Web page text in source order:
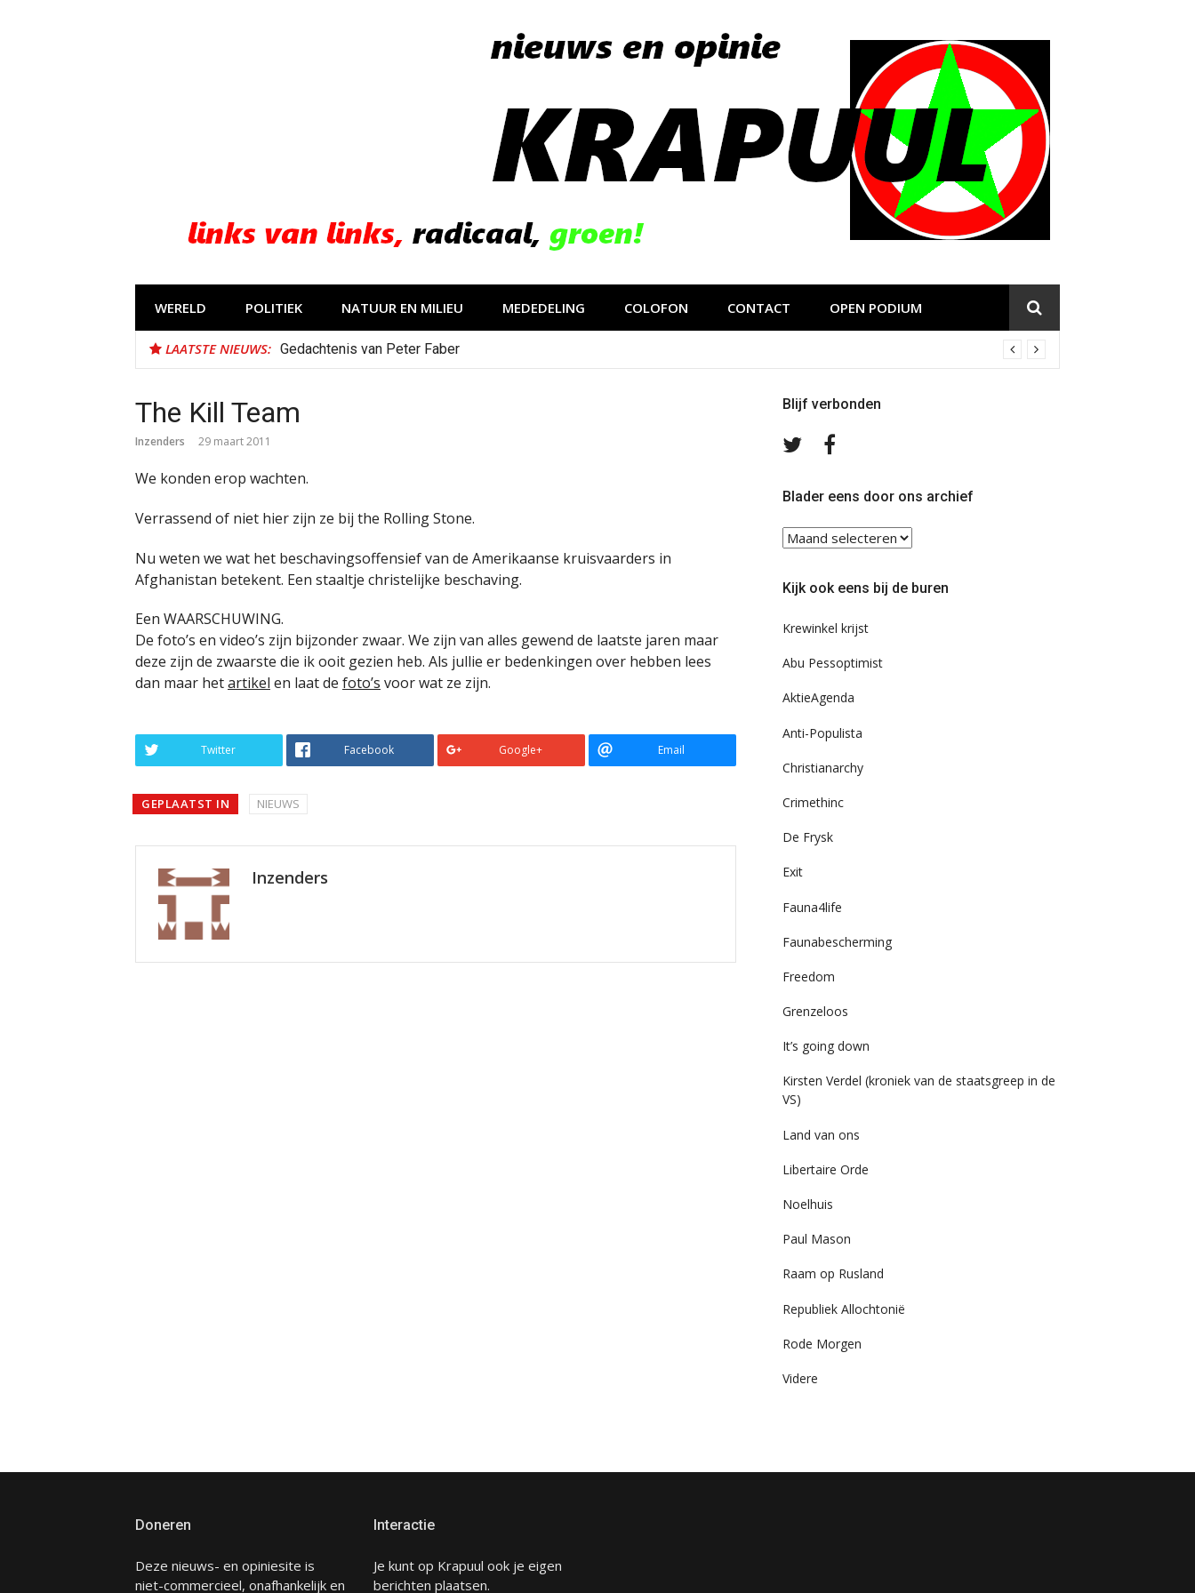
WERELD POLITIEK NATUUR EN MILIEU MEDEDELING COLOFON CONTACT OPEN PODIUM
LAATSTE NIEUWS: Gedachtenis van Peter Faber
The Kill Team
Inzenders 29 maart 2011
We konden erop wachten.
Verrassend of niet hier zijn ze bij the Rolling Stone.
Nu weten we wat het beschavingsoffensief van de Amerikaanse kruisvaarders in
Afghanistan betekent. Een staaltje christelijke beschaving.
Een WAARSCHUWING.
De foto’s en video’s zijn bijzonder zwaar. We zijn van alles gewend de laatste jaren maar
deze zijn de zwaarste die ik ooit gezien heb. Als jullie er bedenkingen over hebben lees
dan maar hetartikel en laat de foto’s voor wat ze zijn.
Twitter Facebook Google+ Email
GEPLAATST IN NIEUWS
Inzenders
Blijf verbonden
Volg
TwitterFacebook
Blader eens door ons archief
Blader
eens
ons
Kijk ook eens bij de buren
Krewinkel krijst
Abu Pessoptimist
AktieAgenda
Anti-Populista
Christianarchy
Crimethinc
De Frysk
Exit
Fauna4life
Faunabescherming
Freedom
Grenzeloos
It’s going down
Kirsten Verdel (kroniek van de staatsgreep in de
VS)
Land van ons
Libertaire Orde
Noelhuis
Paul Mason
Raam op Rusland
Republiek Allochtonië
Rode Morgen
Videre
Doneren
Deze nieuws- en opiniesite is
niet-commercieel, onafhankelijk en
Interactie
Je kunt op Krapuul ook je eigen
berichten plaatsen.